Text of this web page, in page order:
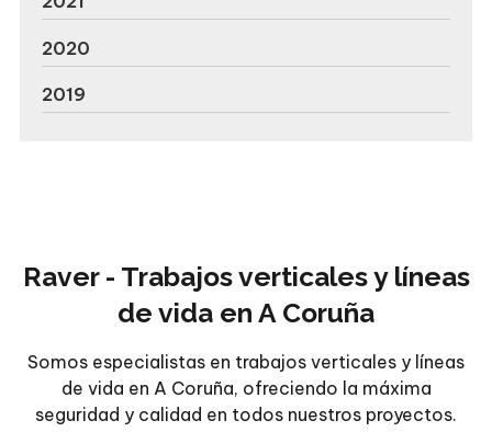
2020
2019
Raver - Trabajos verticales y líneas
de vida en A Coruña
Somos especialistas en trabajos verticales y líneas
de vida en A Coruña, ofreciendo la máxima
seguridad y calidad en todos nuestros proyectos.